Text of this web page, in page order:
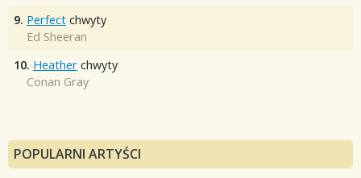
9. Perfect chwyty
Ed Sheeran
10. Heather chwyty
Conan Gray
POPULARNI ARTYŚCI